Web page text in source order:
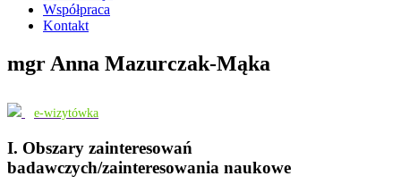
Współpraca
Kontakt
mgr Anna Mazurczak-Mąka
e-wizytówka
I. Obszary zainteresowań
badawczych/zainteresowania naukowe